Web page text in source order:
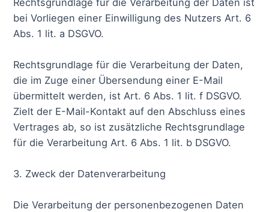
bei Vorliegen einer Einwilligung des Nutzers Art. 6
Abs. 1 lit. a DSGVO.
Rechtsgrundlage für die Verarbeitung der Daten,
die im Zuge einer Übersendung einer E-Mail
übermittelt werden, ist Art. 6 Abs. 1 lit. f DSGVO.
Zielt der E-Mail-Kontakt auf den Abschluss eines
Vertrages ab, so ist zusätzliche Rechtsgrundlage
für die Verarbeitung Art. 6 Abs. 1 lit. b DSGVO.
3. Zweck der Datenverarbeitung
Die Verarbeitung der personenbezogenen Daten